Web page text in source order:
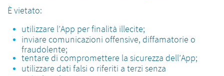
È vietato:
utilizzare l’App per finalità illecite;
inviare comunicazioni offensive, diffamatorie o
fraudolente;
tentare di compromettere la sicurezza dell’App;
utilizzare dati falsi o riferiti a terzi senza